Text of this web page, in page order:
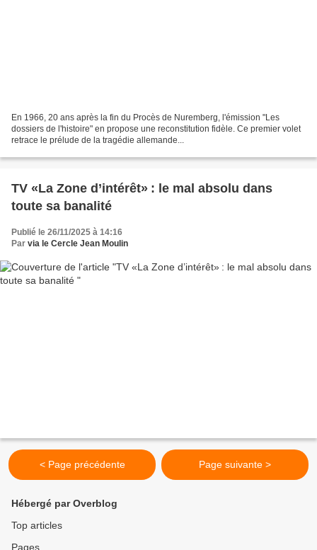
En 1966, 20 ans après la fin du Procès de Nuremberg, l'émission "Les
dossiers de l'histoire" en propose une reconstitution fidèle. Ce premier volet
retrace le prélude de la tragédie allemande...
TV «La Zone d’intérêt» : le mal absolu dans
toute sa banalité
Publié le 26/11/2025 à 14:16
Par via le Cercle Jean Moulin
< Page précédente Page suivante >
Hébergé par Overblog
Top articles
Pages